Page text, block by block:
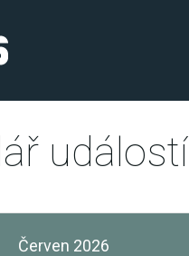
událostí
Červen 2026